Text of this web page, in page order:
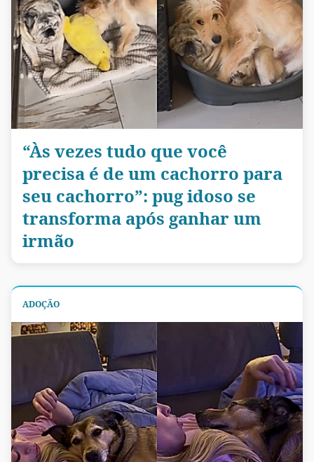
“Às vezes tudo que você
precisa é de um cachorro para
seu cachorro”: pug idoso se
transforma após ganhar um
irmão
ADOÇÃO